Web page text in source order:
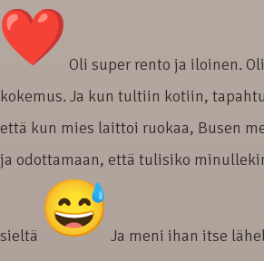
Oli super rento ja iloinen.
kokemus. Ja kun tultiin kotiin,
että kun mies laittoi ruokaa, Busen
ja odottamaan, että tulisiko
sieltä
Ja meni ihan itse